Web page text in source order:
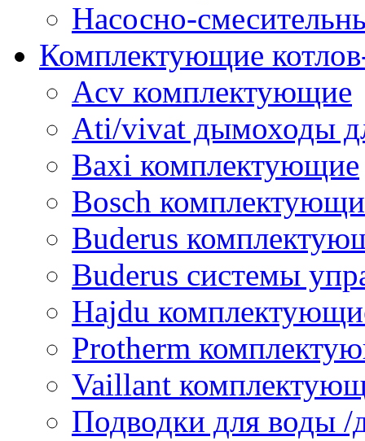
Насосно-
Комплектующие
Acv комплектующие
Ati/vivat дымоходы
Baxi комплектующие
Bosch
Buderus
Buderus системы
Hajdu
Protherm
Vaillant
Подводки для воды /